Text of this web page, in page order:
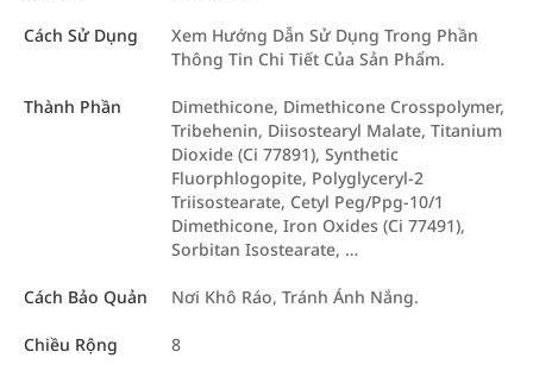
Cách Sử Dụng
Xem Hướng Dẫn Sử Dụng Trong Phần
Thông Tin Chi Tiết Của Sản Phẩm.
Thành Phần
Dimethicone, Dimethicone Crosspolymer,
Tribehenin, Diisostearyl Malate, Titanium
Dioxide (Ci 77891), Synthetic
Fluorphlogopite, Polyglyceryl-2
Triisostearate, Cetyl Peg/Ppg-10/1
Dimethicone, Iron Oxides (Ci 77491),
Sorbitan Isostearate, …
Cách Bảo Quản Nơi Khô Ráo, Tránh Ánh Nắng.
Chiều Rộng 8